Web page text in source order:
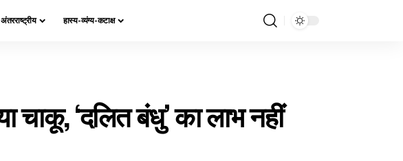
अंतरराष्ट्रीय हास्य-व्यंग्य-कटाक्ष
चाकू, ‘दलित बंधु’ का लाभ नहीं